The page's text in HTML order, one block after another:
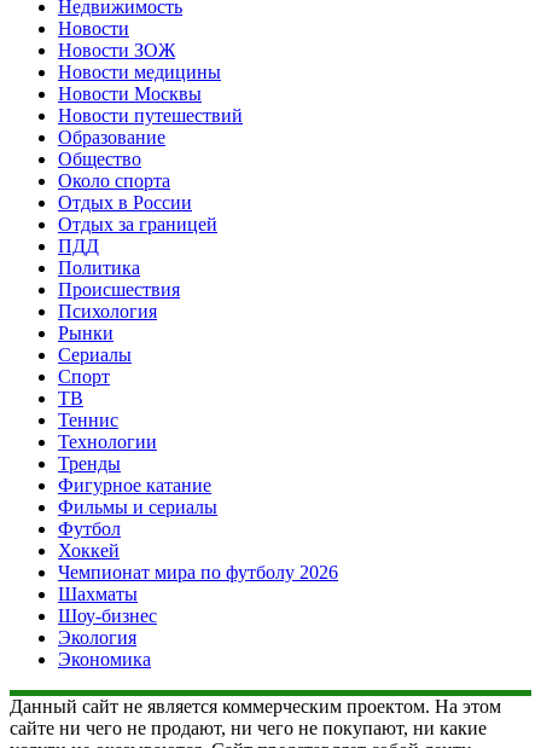
Недвижимость
Новости
Новости ЗОЖ
Новости медицины
Новости Москвы
Новости путешествий
Образование
Общество
Около спорта
Отдых в России
Отдых за границей
ПДД
Политика
Происшествия
Психология
Рынки
Сериалы
Спорт
ТВ
Теннис
Технологии
Тренды
Фигурное катание
Фильмы и сериалы
Футбол
Хоккей
Чемпионат мира по футболу 2026
Шахматы
Шоу-бизнес
Экология
Экономика
Данный сайт не является коммерческим проектом. На этом
сайте ни чего не продают, ни чего не покупают, ни какие